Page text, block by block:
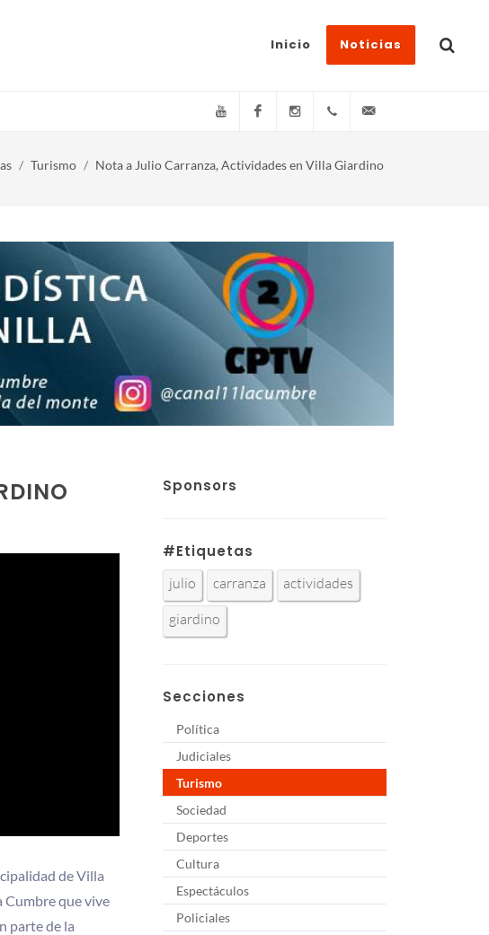
Inicio Noticias
YouTube FacebookInstagram(+54)(9)3548-576073
Turismo Nota a Julio Carranza, Actividades en Villa Giardino
de Villa
Cumbre que vive
parte de la
Sponsors
#Etiquetas
julio carranza
actividades
giardino
Secciones
Política
Judiciales
Turismo
Sociedad
Deportes
Cultura
Espectáculos
Policiales